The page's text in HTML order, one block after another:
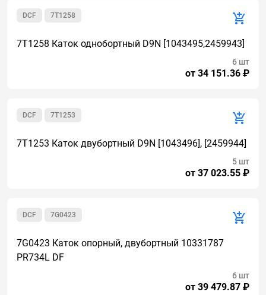
7T1258
DCF
7T1258 Каток однобортный D9N [1043495,2459943]
от 34 151.36 ₽
6 шт
7T1253
DCF
7T1253 Каток двубортный D9N [1043496], [2459944]
от 37 023.55 ₽
5 шт
7G0423
DCF
7G0423 Каток опорный, двубортный 10331787
PR734L DF
от 39 479.87 ₽
6 шт